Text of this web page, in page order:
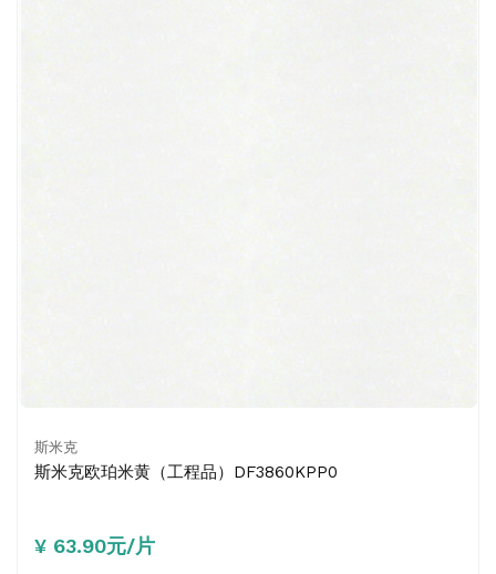
斯米克
斯米克欧珀米黄（工程品）DF3860KPP0
¥ 63.90元/片